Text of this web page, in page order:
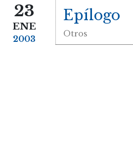
23
ENE
2003
Epílogo
Otros